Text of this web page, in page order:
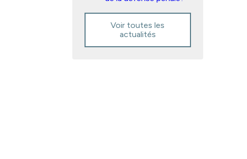
Voir toutes les
actualités